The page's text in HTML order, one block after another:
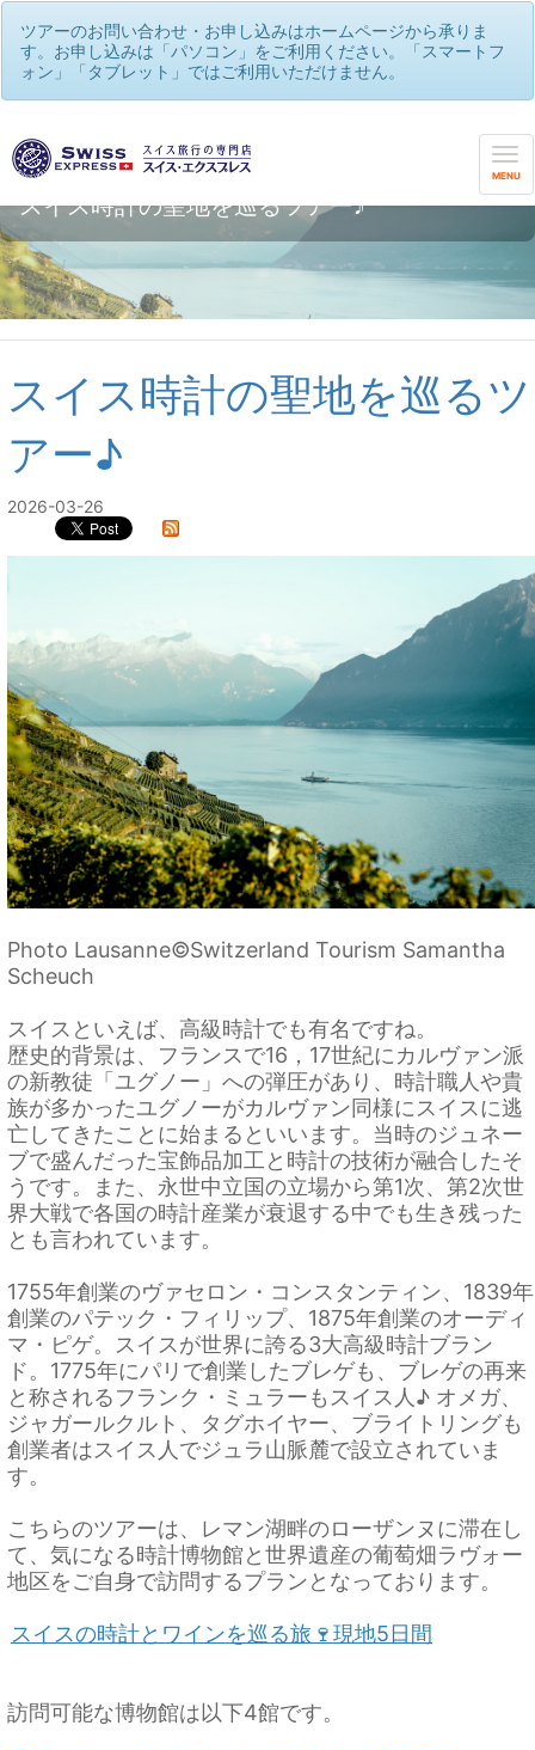
ツアーのお問い合わせ・お申し込みはホームページから承りま
す。お申し込みは「パソコン」をご利用ください。「スマートフ
ォン」「タブレット」ではご利用いただけません。
MENU
スイス時計の聖地を巡るツアー♪
スイス時計の聖地を巡るツ
アー♪
2026-03-26
Photo Lausanne©Switzerland Tourism Samantha
Scheuch
スイスといえば、高級時計でも有名ですね。
歴史的背景は、フランスで16，17世紀にカルヴァン派
の新教徒「ユグノー」への弾圧があり、時計職人や貴
族が多かったユグノーがカルヴァン同様にスイスに逃
亡してきたことに始まるといいます。当時のジュネー
ブで盛んだった宝飾品加工と時計の技術が融合したそ
うです。また、永世中立国の立場から第1次、第2次世
界大戦で各国の時計産業が衰退する中でも生き残った
とも言われています。
1755年創業のヴァセロン・コンスタンティン、1839年
創業のパテック・フィリップ、1875年創業のオーディ
マ・ピゲ。スイスが世界に誇る3大高級時計ブラン
ド。1775年にパリで創業したブレゲも、ブレゲの再来
と称されるフランク・ミュラーもスイス人♪ オメガ、
ジャガールクルト、タグホイヤー、ブライトリングも
創業者はスイス人でジュラ山脈麓で設立されていま
す。
こちらのツアーは、レマン湖畔のローザンヌに滞在し
て、気になる時計博物館と世界遺産の葡萄畑ラヴォー
地区をご自身で訪問するプランとなっております。
スイスの時計とワインを巡る旅🍷現地5日間
訪問可能な博物館は以下4館です。